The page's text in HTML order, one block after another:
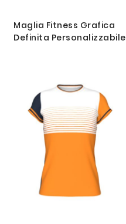
Maglia Fitness Grafica
Definita Personalizzabile